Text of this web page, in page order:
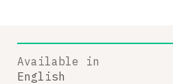
Available in
English